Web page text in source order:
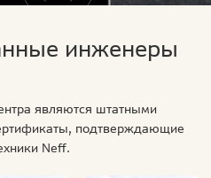
инженеры
являются штатными
подтверждающие
Neff.